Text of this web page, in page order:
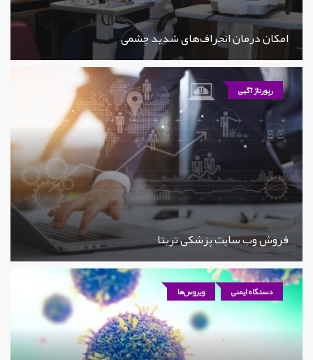
امکان درمان انحراف‌های شدید چشمی
رپورتاژ آگهی
فروش وب سایت پزشکی تریتا
دستگاه ایمنی ویروس‌ها